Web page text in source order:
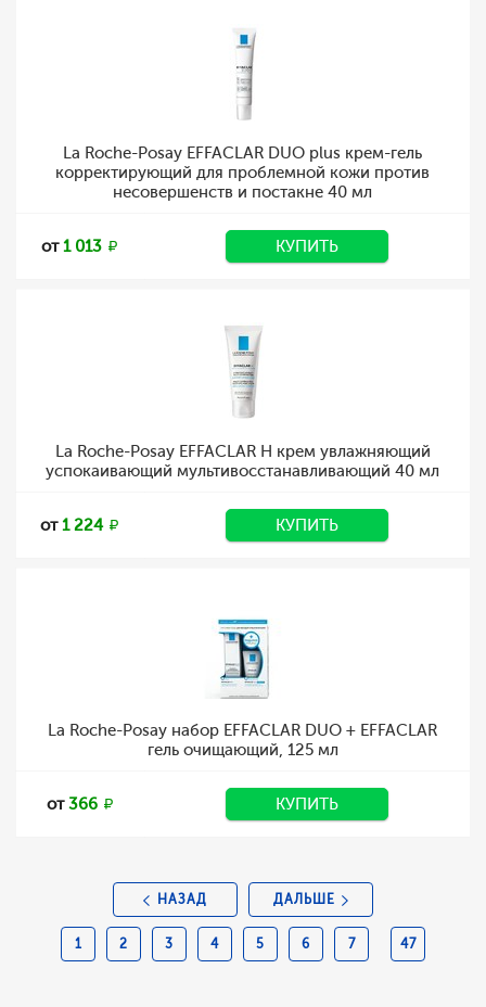
La Roche-Posay EFFACLAR DUO plus крем-гель
корректирующий для проблемной кожи против
несовершенств и постакне 40 мл
от1 013 КУПИТЬ
La Roche-Posay EFFACLAR H крем увлажняющий
успокаивающий мультивосстанавливающий 40 мл
от1 224 КУПИТЬ
La Roche-Posay набор EFFACLAR DUO + EFFACLAR
гель очищающий, 125 мл
от366 КУПИТЬ
НАЗАД
1 2 3 4 5 6 7 47
ДАЛЬШЕ